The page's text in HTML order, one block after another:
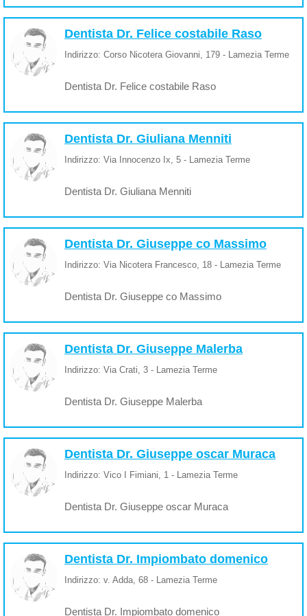
Dentista Dr. Felice costabile Raso
Indirizzo: Corso Nicotera Giovanni, 179 - Lamezia Terme
Dentista Dr. Felice costabile Raso
Dentista Dr. Giuliana Menniti
Indirizzo: Via Innocenzo Ix, 5 - Lamezia Terme
Dentista Dr. Giuliana Menniti
Dentista Dr. Giuseppe co Massimo
Indirizzo: Via Nicotera Francesco, 18 - Lamezia Terme
Dentista Dr. Giuseppe co Massimo
Dentista Dr. Giuseppe Malerba
Indirizzo: Via Crati, 3 - Lamezia Terme
Dentista Dr. Giuseppe Malerba
Dentista Dr. Giuseppe oscar Muraca
Indirizzo: Vico I Fimiani, 1 - Lamezia Terme
Dentista Dr. Giuseppe oscar Muraca
Dentista Dr. Impiombato domenico
Indirizzo: v. Adda, 68 - Lamezia Terme
Dentista Dr. Impiombato domenico